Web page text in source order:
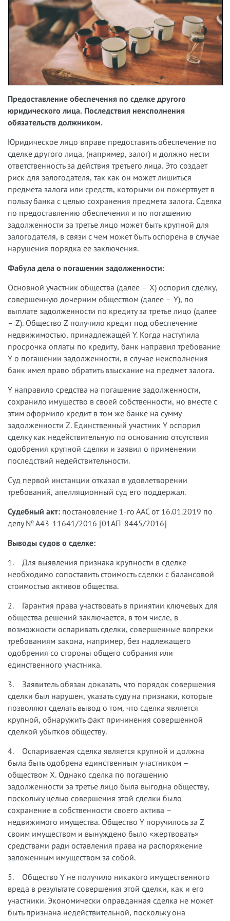
Предоставление обеспечения по сделке другого
юридического лица. Последствия неисполнения
обязательств должником.
Юридическое лицо вправе предоставить обеспечение по
сделке другого лица, (например, залог) и должно нести
ответственность за действия третьего лица. Это создает
риск для залогодателя, так как он может лишиться
предмета залога или средств, которыми он пожертвует в
пользу банка с целью сохранения предмета залога. Сделка
по предоставлению обеспечения и по погашению
задолженности за третье лицо может быть крупной для
залогодателя, в связи с чем может быть оспорена в случае
нарушения порядка ее заключения.
Фабула дела о погашении задолженности:
Основной участник общества (далее – X) оспорил сделку,
совершенную дочерним обществом (далее – Y), по
выплате задолженности по кредиту за третье лицо (далее
– Z). Общество Z получило кредит под обеспечение
недвижимостью, принадлежащей Y. Когда наступила
просрочка оплаты по кредиту, банк направил требование
Y о погашении задолженности, в случае неисполнения
банк имел право обратить взыскание на предмет залога.
Y направило средства на погашение задолженности,
сохранило имущество в своей собственности, но вместе с
этим оформило кредит в том же банке на сумму
задолженности Z. Единственный участник Y оспорил
сделку как недействительную по основанию отсутствия
одобрения крупной сделки и заявил о применении
последствий недействительности.
Суд первой инстанции отказал в удовлетворении
требований, апелляционный суд его поддержал.
Судебный акт: постановление 1-го ААС от 16.01.2019 по
делу № А43-11641/2016 [01АП-8445/2016]
Выводы судов о сделке:
1. Для выявления признака крупности в сделке
необходимо сопоставить стоимость сделки с балансовой
стоимостью активов общества.
2. Гарантия права участвовать в принятии ключевых для
общества решений заключается, в том числе, в
возможности оспаривать сделки, совершенные вопреки
требованиям закона, например, без надлежащего
одобрения со стороны общего собрания или
единственного участника.
3. Заявитель обязан доказать, что порядок совершения
сделки был нарушен, указать суду на признаки, которые
позволяют сделать вывод о том, что сделка является
крупной, обнаружить факт причинения совершенной
сделкой убытков обществу.
4. Оспариваемая сделка является крупной и должна
была быть одобрена единственным участником –
обществом X. Однако сделка по погашению
задолженности за третье лицо была выгодна обществу,
поскольку целью совершения этой сделки было
сохранение в собственности своего актива –
недвижимого имущества. Общество Y поручилось за Z
своим имуществом и вынуждено было «жертвовать»
средствами ради оставления права на распоряжение
заложенным имуществом за собой.
5. Общество Y не получило никакого имущественного
вреда в результате совершения этой сделки, как и его
участники. Экономически оправданная сделка не может
быть признана недействительной, поскольку она